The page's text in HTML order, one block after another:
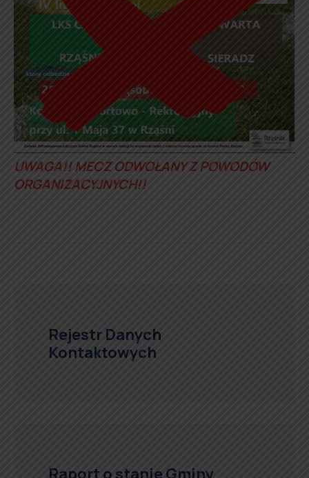
UWAGA!! MECZ ODWOŁANY Z POWODÓW
ORGANIZACYJNYCH!!
Rejestr Danych
Kontaktowych